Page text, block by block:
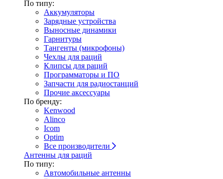
По типу:
Аккумуляторы
Зарядные устройства
Выносные динамики
Гарнитуры
Тангенты (микрофоны)
Чехлы для раций
Клипсы для раций
Программаторы и ПО
Запчасти для радиостанций
Прочие аксессуары
По бренду:
Kenwood
Alinco
Icom
Optim
Все производители
Антенны для раций
По типу:
Автомобильные антенны